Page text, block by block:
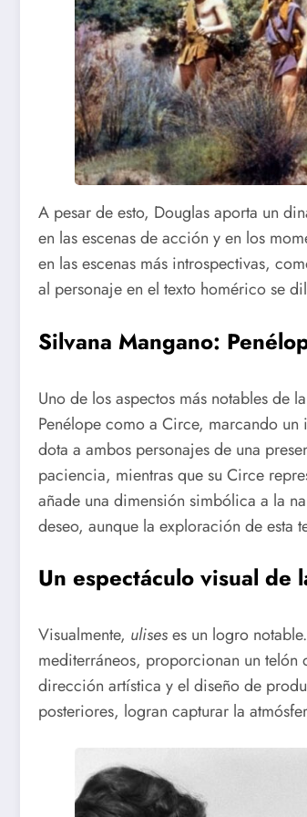
A pesar de esto, Douglas aporta un
en las escenas de acción y en los
en las escenas más introspectivas,
al personaje en el texto homérico se
Silvana Mangano:
Uno de los aspectos más notables de
Penélope como a Circe, marcando
dota a ambos personajes de una
paciencia, mientras que su Circe
añade una dimensión simbólica a la
deseo, aunque la exploración de esta
Un espectáculo visual de
Visualmente, uliseses un logro
mediterráneos, proporcionan un telón
dirección artística y el diseño de
posteriores, logran capturar la